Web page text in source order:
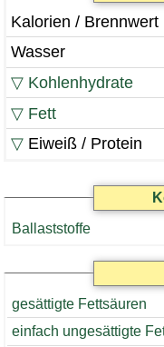
Kalorien / Brennwert
Wasser
▽ Kohlenhydrate
▽ Fett
▽Eiweiß / Protein
Ballaststoffe
gesättigte Fettsäuren
einfach ungesättigte